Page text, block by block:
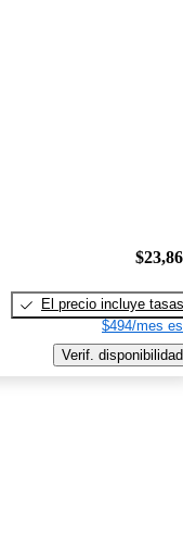
El precio incluye tasas
$494/mes
Verif. disponibilidad